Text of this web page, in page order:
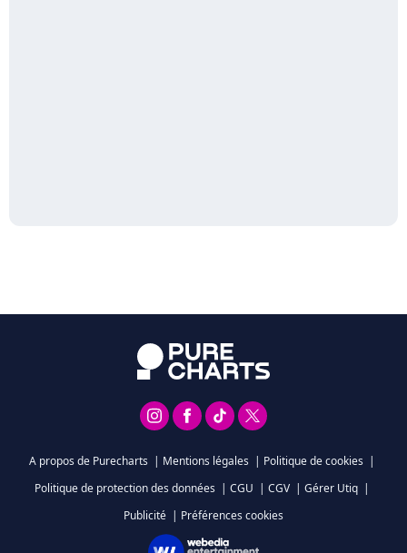
A propos de Purecharts | Mentions légales | Politique de cookies |
Politique de protection des données | CGU | CGV | Gérer Utiq |
Publicité | Préférences cookies